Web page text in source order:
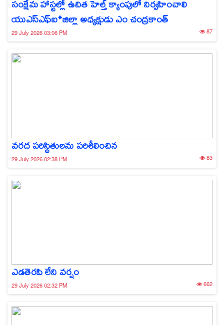
సంక్షేమ హాస్టల్లో ఉచిత హెల్త్ క్యాంపులో నిర్వహించాలి
యుఎస్ఎఫ్ఐ*జిల్లా అధ్యక్షుడు ఎం చంద్రకాంత్
29 July 2026 03:06 PM 87
వరద పరిస్థితులను పరిశీలించిన
29 July 2026 02:38 PM 83
ఎడతెరపి లేని వర్షం
29 July 2026 02:32 PM 662